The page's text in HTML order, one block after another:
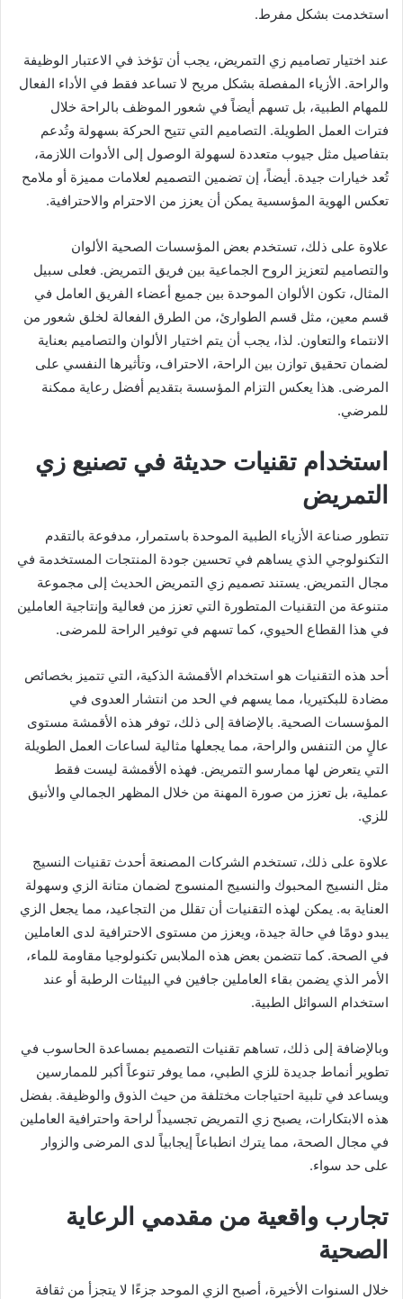
استخدمت بشكل مفرط.
عند اختيار تصاميم زي التمريض، يجب أن تؤخذ في الاعتبار الوظيفة
والراحة. الأزياء المفصلة بشكل مريح لا تساعد فقط في الأداء الفعال
للمهام الطبية، بل تسهم أيضاً في شعور الموظف بالراحة خلال
فترات العمل الطويلة. التصاميم التي تتيح الحركة بسهولة وتُدعم
بتفاصيل مثل جيوب متعددة لسهولة الوصول إلى الأدوات اللازمة،
تُعد خيارات جيدة. أيضاً، إن تضمين التصميم لعلامات مميزة أو ملامح
تعكس الهوية المؤسسية يمكن أن يعزز من الاحترام والاحترافية.
علاوة على ذلك، تستخدم بعض المؤسسات الصحية الألوان
والتصاميم لتعزيز الروح الجماعية بين فريق التمريض. فعلى سبيل
المثال، تكون الألوان الموحدة بين جميع أعضاء الفريق العامل في
قسم معين، مثل قسم الطوارئ، من الطرق الفعالة لخلق شعور من
الانتماء والتعاون. لذا، يجب أن يتم اختيار الألوان والتصاميم بعناية
لضمان تحقيق توازن بين الراحة، الاحتراف، وتأثيرها النفسي على
المرضى. هذا يعكس التزام المؤسسة بتقديم أفضل رعاية ممكنة
للمرضي.
استخدام تقنيات حديثة في تصنيع زي
التمريض
تتطور صناعة الأزياء الطبية الموحدة باستمرار، مدفوعة بالتقدم
التكنولوجي الذي يساهم في تحسين جودة المنتجات المستخدمة في
مجال التمريض. يستند تصميم زي التمريض الحديث إلى مجموعة
متنوعة من التقنيات المتطورة التي تعزز من فعالية وإنتاجية العاملين
في هذا القطاع الحيوي، كما تسهم في توفير الراحة للمرضى.
أحد هذه التقنيات هو استخدام الأقمشة الذكية، التي تتميز بخصائص
مضادة للبكتيريا، مما يسهم في الحد من انتشار العدوى في
المؤسسات الصحية. بالإضافة إلى ذلك، توفر هذه الأقمشة مستوى
عالٍ من التنفس والراحة، مما يجعلها مثالية لساعات العمل الطويلة
التي يتعرض لها ممارسو التمريض. فهذه الأقمشة ليست فقط
عملية، بل تعزز من صورة المهنة من خلال المظهر الجمالي والأنيق
للزي.
علاوة على ذلك، تستخدم الشركات المصنعة أحدث تقنيات النسيج
مثل النسيج المحبوك والنسيج المنسوج لضمان متانة الزي وسهولة
العناية به. يمكن لهذه التقنيات أن تقلل من التجاعيد، مما يجعل الزي
يبدو دومًا في حالة جيدة، ويعزز من مستوى الاحترافية لدى العاملين
في الصحة. كما تتضمن بعض هذه الملابس تكنولوجيا مقاومة للماء،
الأمر الذي يضمن بقاء العاملين جافين في البيئات الرطبة أو عند
استخدام السوائل الطبية.
وبالإضافة إلى ذلك، تساهم تقنيات التصميم بمساعدة الحاسوب في
تطوير أنماط جديدة للزي الطبي، مما يوفر تنوعاً أكبر للممارسين
ويساعد في تلبية احتياجات مختلفة من حيث الذوق والوظيفة. بفضل
هذه الابتكارات، يصبح زي التمريض تجسيداً لراحة واحترافية العاملين
في مجال الصحة، مما يترك انطباعاً إيجابياً لدى المرضى والزوار
على حد سواء.
تجارب واقعية من مقدمي الرعاية
الصحية
خلال السنوات الأخيرة، أصبح الزي الموحد جزءًا لا يتجزأ من ثقافة